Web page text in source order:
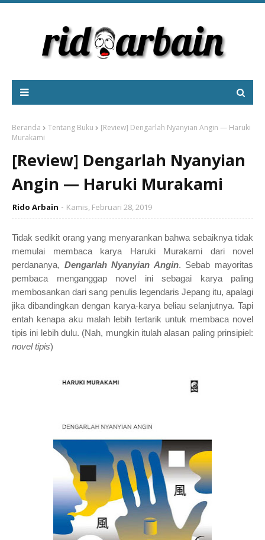
Beranda Tentang Buku
[Review] Dengarlah Nyanyian Angin — Haruki
Murakami
[Review] Dengarlah Nyanyian
Angin — Haruki Murakami
Rido Arbain Kamis, Februari 28, 2019
Tidak sedikit orang yang menyarankan bahwa sebaiknya tidak
memulai membaca karya Haruki Murakami dari novel
perdananya, Dengarlah Nyanyian Angin. Sebab mayoritas
pembaca menganggap novel ini sebagai karya paling
membosankan dari sang penulis legendaris Jepang itu, apalagi
jikadibandingkan dengan karya-karya beliau selanjutnya. Tapi
entah kenapa aku malah lebih tertarik untuk membaca novel
tipis ini lebih dulu. (Nah, mungkin itulah alasan paling prinsipiel:
novel tipis)